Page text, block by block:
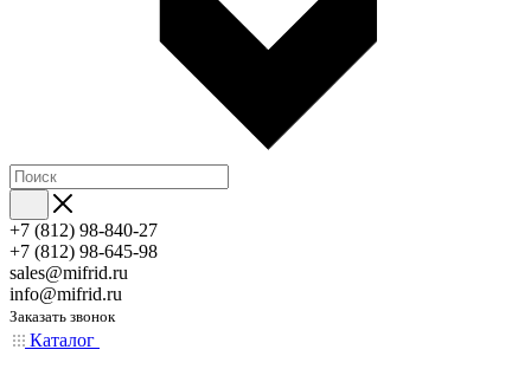
+7 (812) 98-840-27
+7 (812) 98-645-98
sales@mifrid.ru
info@mifrid.ru
Заказать звонок
Каталог